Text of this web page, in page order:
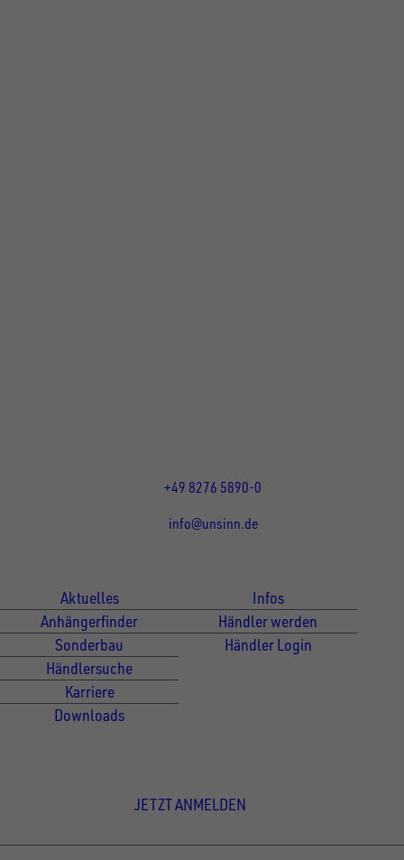
+49 8276 5890-0
info@unsinn.de
Aktuelles
Anhängerfinder
Sonderbau
Händlersuche
Karriere
Downloads
Infos
Händler werden
Händler Login
JETZT ANMELDEN